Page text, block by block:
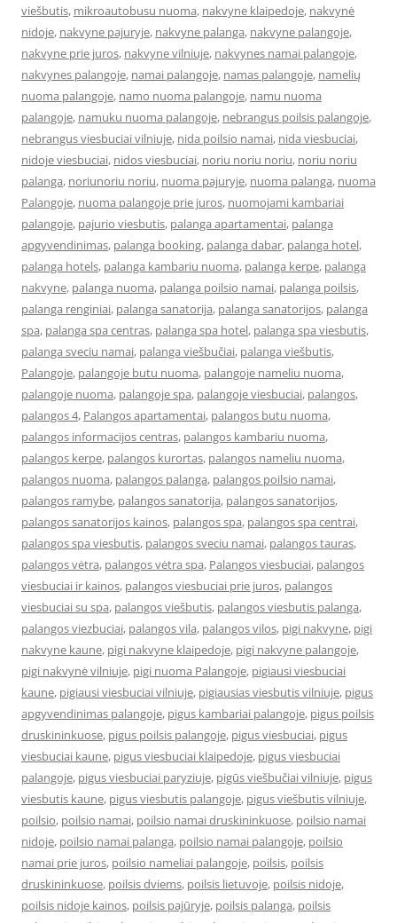
viešbutis, mikroautobusu nuoma, nakvyne klaipedoje, nakvynė
nidoje, nakvyne pajuryje, nakvyne palanga, nakvyne palangoje,
nakvyne prie juros, nakvyne vilniuje, nakvynes namai palangoje,
nakvynes palangoje, namai palangoje, namas palangoje, namelių
nuoma palangoje, namo nuoma palangoje, namu nuoma
palangoje, namuku nuoma palangoje, nebrangus poilsis palangoje,
nebrangus viesbuciai vilniuje, nida poilsio namai, nida viesbuciai,
nidoje viesbuciai, nidos viesbuciai, noriu noriu noriu, noriu noriu
palanga, noriunoriu noriu, nuoma pajuryje, nuoma palanga, nuoma
Palangoje, nuoma palangoje prie juros, nuomojami kambariai
palangoje, pajurio viesbutis, palanga apartamentai, palanga
apgyvendinimas, palanga booking, palanga dabar, palanga hotel,
palanga hotels, palanga kambariu nuoma, palanga kerpe, palanga
nakvyne, palanga nuoma, palanga poilsio namai, palanga poilsis,
palanga renginiai, palanga sanatorija, palanga sanatorijos, palanga
spa, palanga spa centras, palanga spa hotel, palanga spa viesbutis,
palanga sveciu namai, palanga viešbučiai, palanga viešbutis,
Palangoje, palangoje butu nuoma, palangoje nameliu nuoma,
palangoje nuoma, palangoje spa, palangoje viesbuciai, palangos,
palangos 4, Palangos apartamentai, palangos butu nuoma,
palangos informacijos centras, palangos kambariu nuoma,
palangos kerpe, palangos kurortas, palangos nameliu nuoma,
palangos nuoma, palangos palanga, palangos poilsio namai,
palangos ramybe, palangos sanatorija, palangos sanatorijos,
palangos sanatorijos kainos, palangos spa, palangos spa centrai,
palangos spa viesbutis, palangos sveciu namai, palangos tauras,
palangos vėtra, palangos vėtra spa, Palangos viesbuciai, palangos
viesbuciai ir kainos, palangos viesbuciai prie juros, palangos
viesbuciai su spa, palangos viešbutis, palangos viesbutis palanga,
palangos viezbuciai, palangos vila, palangos vilos, pigi nakvyne, pigi
nakvyne kaune, pigi nakvyne klaipedoje, pigi nakvyne palangoje,
pigi nakvynė vilniuje, pigi nuoma Palangoje, pigiausi viesbuciai
kaune, pigiausi viesbuciai vilniuje, pigiausias viesbutis vilniuje, pigus
apgyvendinimas palangoje, pigus kambariai palangoje, pigus poilsis
druskininkuose, pigus poilsis palangoje, pigus viesbuciai, pigus
viesbuciai kaune, pigus viesbuciai klaipedoje, pigus viesbuciai
palangoje, pigus viesbuciai paryziuje, pigūs viešbučiai vilniuje, pigus
viesbutis kaune, pigus viesbutis palangoje, pigus viešbutis vilniuje,
poilsio, poilsio namai, poilsio namai druskininkuose, poilsio namai
nidoje, poilsio namai palanga, poilsio namai palangoje, poilsio
namai prie juros, poilsio nameliai palangoje, poilsis, poilsis
druskininkuose, poilsis dviems, poilsis lietuvoje, poilsis nidoje,
poilsis nidoje kainos, poilsis pajūryje, poilsis palanga, poilsis